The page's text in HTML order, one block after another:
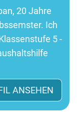
20 Jahre
Ich
5 -
ANSEHEN